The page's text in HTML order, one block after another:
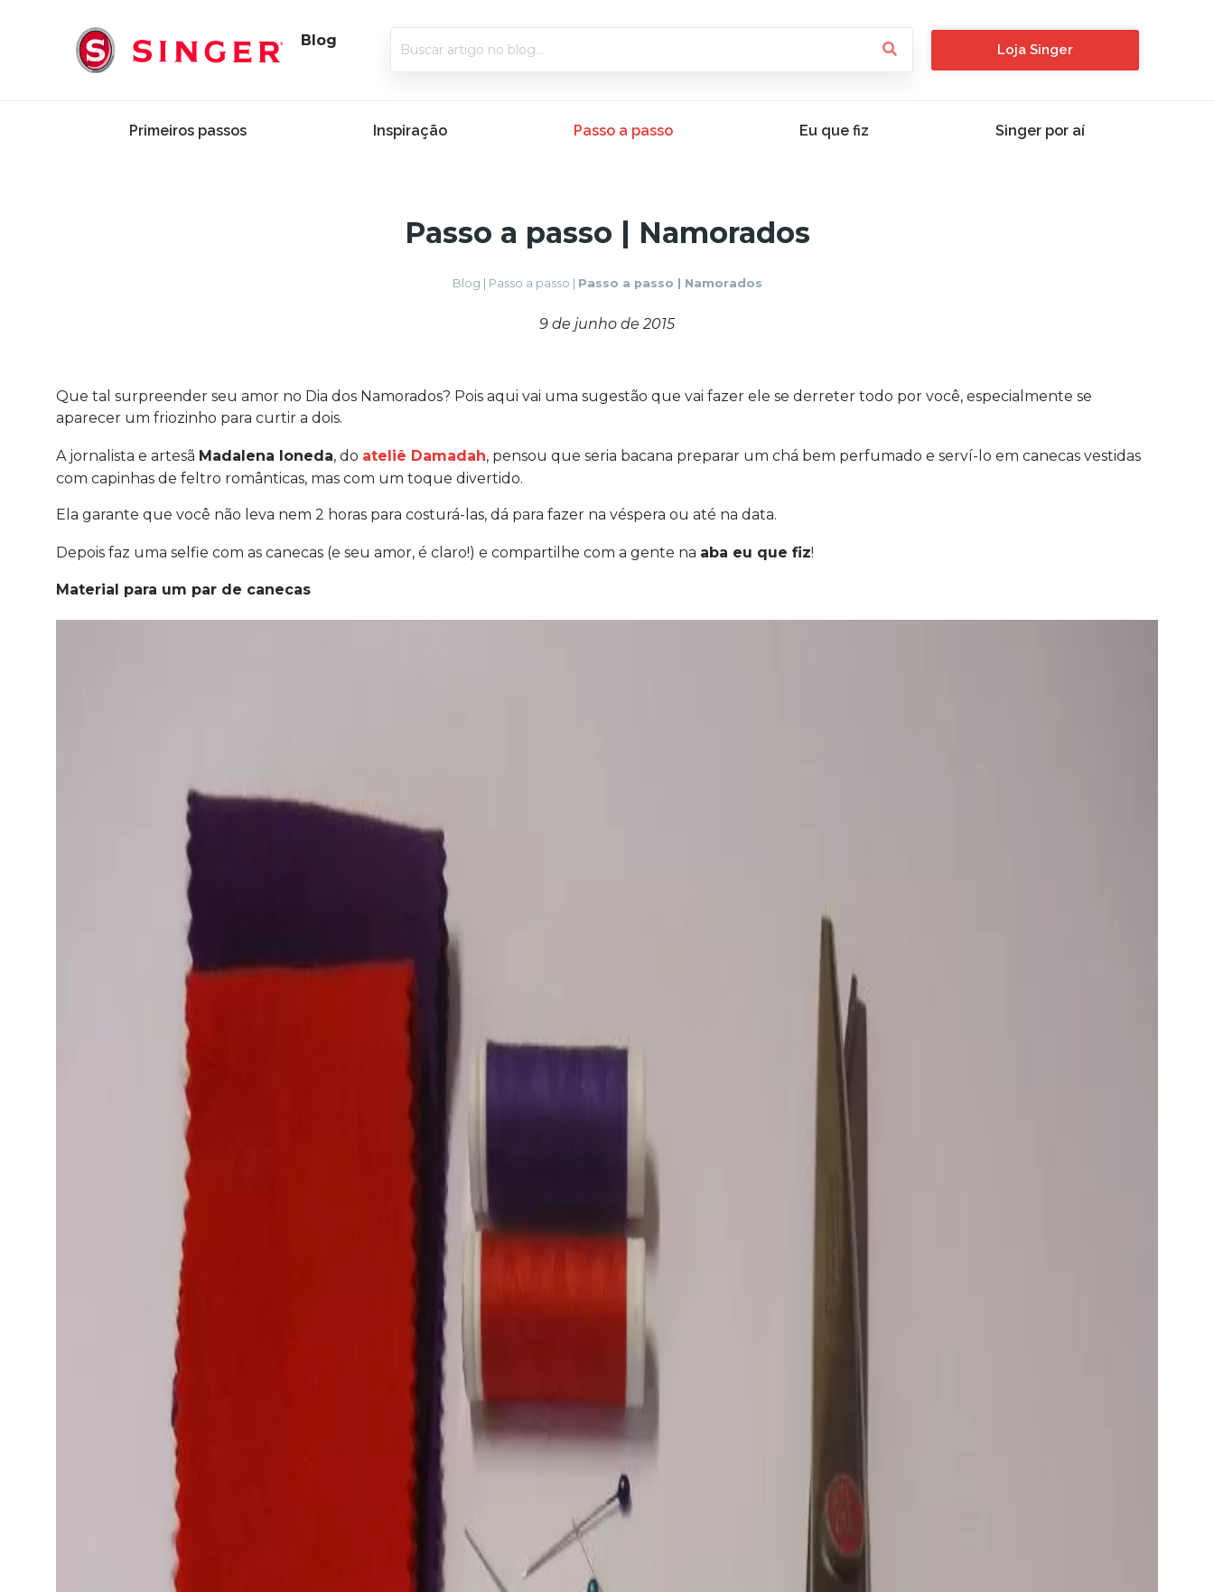
Blog
Loja Singer
Primeiros passos Inspiração Passo a passo Eu que fiz Singer por aí
Passo a passo | Namorados
Blog | Passo a passo | Passo a passo | Namorados
9 de junho de 2015
Que tal surpreender seu amor no Dia dos Namorados? Pois aqui vai uma sugestão que vai fazer ele se derreter todo por você, especialmente se
aparecer um friozinho para curtir a dois.
A jornalista e artesã Madalena Ioneda, do ateliê Damadah, pensou que seria bacana preparar um chá bem perfumado e serví-lo em canecas vestidas
com capinhas de feltro românticas, mas com um toque divertido.
Ela garante que você não leva nem 2 horas para costurá-las, dá para fazer na véspera ou até na data.
Depois faz uma selfie com as canecas (e seu amor, é claro!) e compartilhe com a gente na aba eu que fiz!
Material para um par de canecas